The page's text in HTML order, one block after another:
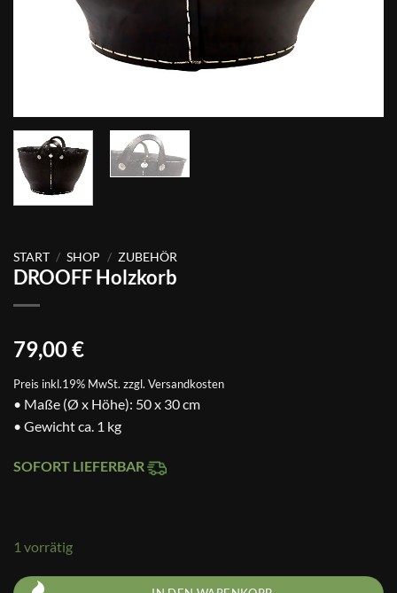
START / SHOP / ZUBEHÖR
DROOFF Holzkorb
79,00€
Preis inkl.19% MwSt. zzgl. Versandkosten
• Maße (Ø x Höhe): 50 x 30 cm
• Gewicht ca. 1 kg
SOFORT LIEFERBAR
1 vorrätig